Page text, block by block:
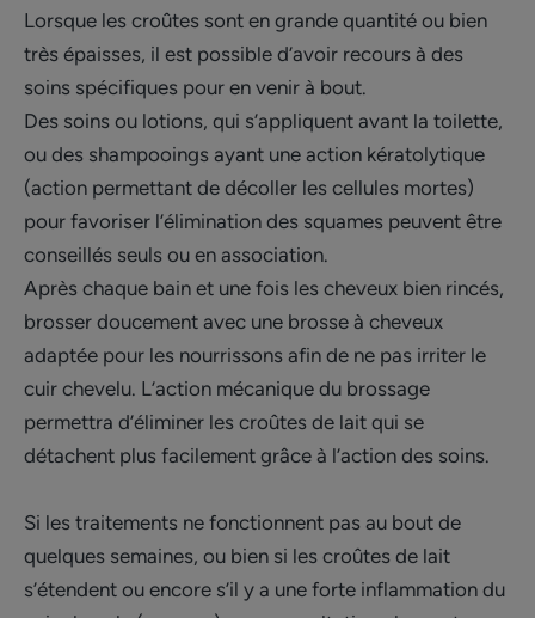
Lorsque les croûtes sont en grande quantité ou bien
très épaisses, il est possible d’avoir recours à des
soins spécifiques pour en venir à bout.
Des soins ou lotions, qui s’appliquent avant la toilette,
ou des shampooings ayant une action kératolytique
(action permettant de décoller les cellules mortes)
pour favoriser l’élimination des squames peuvent être
conseillés seuls ou en association.
Après chaque bain et une fois les cheveux bien rincés,
brosser doucement avec une brosse à cheveux
adaptée pour les nourrissons afin de ne pas irriter le
cuir chevelu. L’action mécanique du brossage
permettra d’éliminer les croûtes de lait qui se
détachent plus facilement grâce à l’action des soins.
Si les traitements ne fonctionnent pas au bout de
quelques semaines, ou bien si les croûtes de lait
s’étendent ou encore s’il y a une forte inflammation du